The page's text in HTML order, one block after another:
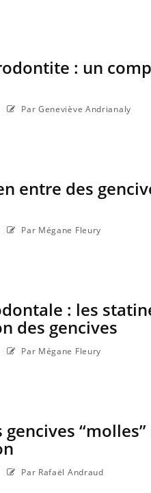
: un
Par Geneviève Andrianaly
entre des
Par Mégane Fleury
: les
des gencives
Par Mégane Fleury
gencives
Par Rafaël Andraud